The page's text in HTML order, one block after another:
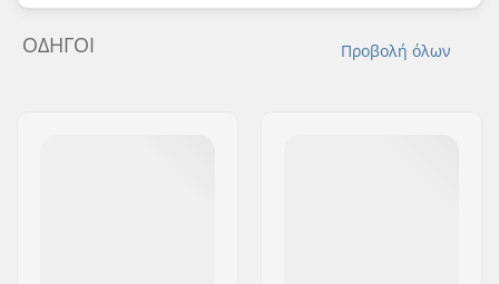
Προβολή όλων
ΟΔΗΓΟΊ